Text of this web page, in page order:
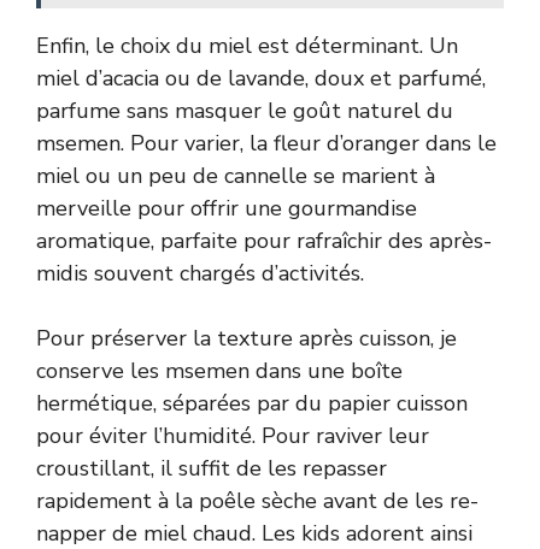
Enfin, le choix du miel est déterminant. Un
miel d’acacia ou de lavande, doux et parfumé,
parfume sans masquer le goût naturel du
msemen. Pour varier, la fleur d’oranger dans le
miel ou un peu de cannelle se marient à
merveille pour offrir une gourmandise
aromatique, parfaite pour rafraîchir des après-
midis souvent chargés d’activités.
Pour préserver la texture après cuisson, je
conserve les msemen dans une boîte
hermétique, séparées par du papier cuisson
pour éviter l’humidité. Pour raviver leur
croustillant, il suffit de les repasser
rapidement à la poêle sèche avant de les re-
napper de miel chaud. Les kids adorent ainsi